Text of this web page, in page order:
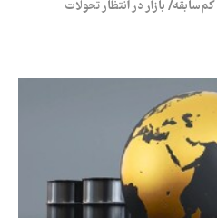
بازار در انتظار تحولات